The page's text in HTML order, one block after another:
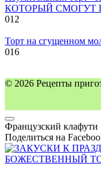
КОТОРЫЙ СМОГУТ
012
Торт на сгущенном
016
© 2026 Рецепты
Французский клафути
Поделиться на
БОЖЕСТВЕННЫЙ